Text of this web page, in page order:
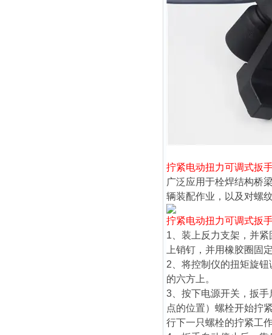
拧紧电动扭力可调式扳
广泛应用于栓焊结构桥
辆装配作业，以及对螺
拧紧电动扭力可调式扳
1、装上反力支架，并
上销钉，并用橡胶圈固
2、将控制仪的扭矩旋
的六方上。
3、按下电源开关，扳
点的位置）螺栓开始拧
行下一只螺栓的拧紧工